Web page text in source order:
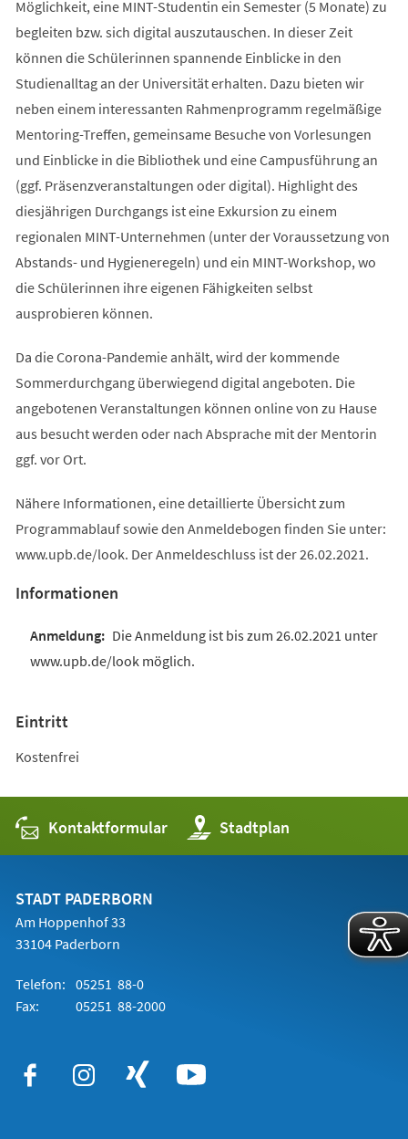
Möglichkeit, eine MINT-Studentin ein Semester (5 Monate) zu
begleiten bzw. sich digital auszutauschen. In dieser Zeit
können die Schülerinnen spannende Einblicke in den
Studienalltag an der Universität erhalten. Dazu bieten wir
neben einem interessanten Rahmenprogramm regelmäßige
Mentoring-Treffen, gemeinsame Besuche von Vorlesungen
und Einblicke in die Bibliothek und eine Campusführung an
(ggf. Präsenzveranstaltungen oder digital). Highlight des
diesjährigen Durchgangs ist eine Exkursion zu einem
regionalen MINT-Unternehmen (unter der Voraussetzung von
Abstands- und Hygieneregeln) und ein MINT-Workshop, wo
die Schülerinnen ihre eigenen Fähigkeiten selbst
ausprobieren können.
Da die Corona-Pandemie anhält, wird der kommende
Sommerdurchgang überwiegend digital angeboten. Die
angebotenen Veranstaltungen können online von zu Hause
aus besucht werden oder nach Absprache mit der Mentorin
ggf. vor Ort.
Nähere Informationen, eine detaillierte Übersicht zum
Programmablauf sowie den Anmeldebogen finden Sie unter:
www.upb.de/look. Der Anmeldeschluss ist der 26.02.2021.
Informationen
Die Anmeldung ist bis zum 26.02.2021 unter
www.upb.de/look möglich.
Eintritt
Kostenfrei
Kontaktformular Stadtplan
(Öffnet
in
einem
STADT PADERBORN
Am Hoppenhof 33
33104 Paderborn
Telefon: 05251 88-0
Fax:
05251 88-2000